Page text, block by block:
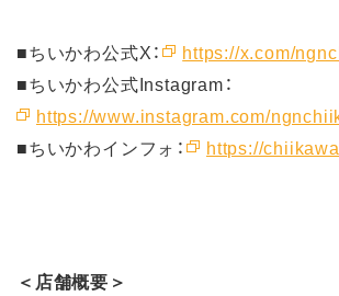
■ちいかわ公式X：
https://x.com/
■ちいかわ公式Instagram：
https://www.instagram.com/
■ちいかわインフォ：
https://
＜店舗概要＞